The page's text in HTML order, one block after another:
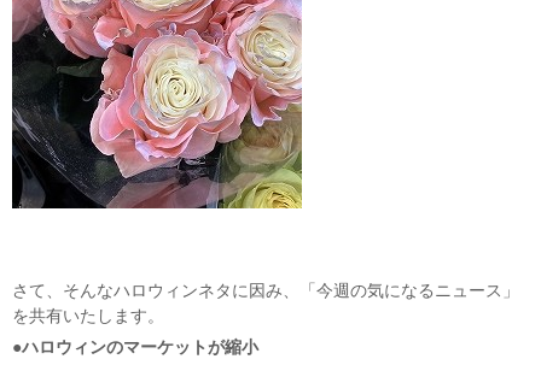
さて、そんなハロウィンネタに因み、「今週の気になるニュース」
を共有いたします。
●ハロウィンのマーケットが縮小